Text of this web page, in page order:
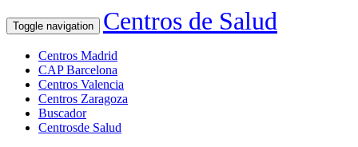
Toggle navigation Centros de Salud
Centros Madrid
CAP Barcelona
Centros Valencia
Centros Zaragoza
Buscador
Centrosde Salud